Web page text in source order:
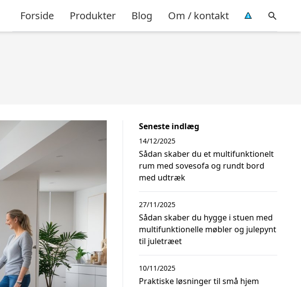
Forside Produkter Blog Om / kontakt
Seneste indlæg
Sådan skaber du et multifunktionelt
rum med sovesofa og rundt bord
med udtræk
14/12/2025
Sådan skaber du hygge i stuen med
multifunktionelle møbler og julepynt
til juletræet
27/11/2025
Praktiske løsninger til små hjem
10/11/2025